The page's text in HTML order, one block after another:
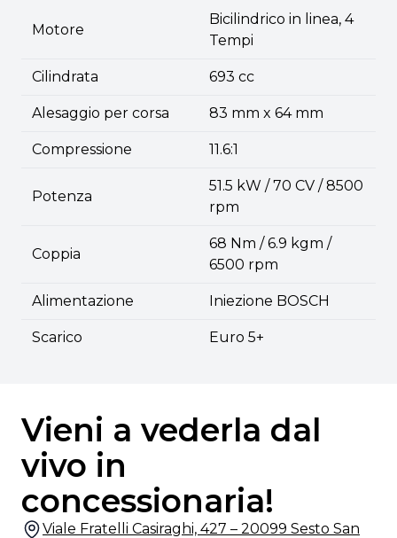
Motore
Bicilindrico in linea, 4
Tempi
Cilindrata 693 cc
Alesaggio per corsa 83 mm x 64 mm
Compressione 11.6:1
Potenza
51.5 kW / 70 CV / 8500
rpm
Coppia
68 Nm / 6.9 kgm /
6500 rpm
Alimentazione Iniezione BOSCH
Scarico Euro 5+
Vieni a vederla dal
vivo in
concessionaria!
Viale Fratelli Casiraghi, 427 – 20099 Sesto San